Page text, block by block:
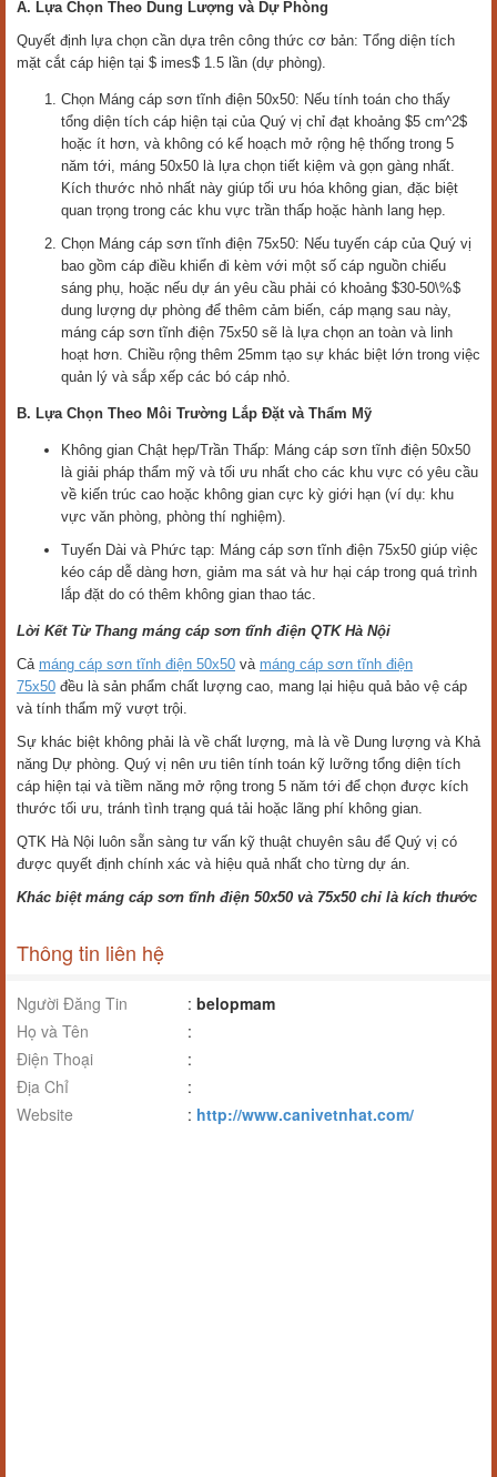
A. Lựa Chọn Theo Dung Lượng và Dự Phòng
Quyết định lựa chọn cần dựa trên công thức cơ bản: Tổng diện tích
mặt cắt cáp hiện tại $ imes$ 1.5 lần (dự phòng).
Chọn Máng cáp sơn tĩnh điện 50x50: Nếu tính toán cho thấy
tổng diện tích cáp hiện tại của Quý vị chỉ đạt khoảng $5 cm^2$
hoặc ít hơn, và không có kế hoạch mở rộng hệ thống trong 5
năm tới, máng 50x50 là lựa chọn tiết kiệm và gọn gàng nhất.
Kích thước nhỏ nhất này giúp tối ưu hóa không gian, đặc biệt
quan trọng trong các khu vực trần thấp hoặc hành lang hẹp.
Chọn Máng cáp sơn tĩnh điện 75x50: Nếu tuyến cáp của Quý vị
bao gồm cáp điều khiển đi kèm với một số cáp nguồn chiếu
sáng phụ, hoặc nếu dự án yêu cầu phải có khoảng $30-50\%$
dung lượng dự phòng để thêm cảm biến, cáp mạng sau này,
máng cáp sơn tĩnh điện 75x50 sẽ là lựa chọn an toàn và linh
hoạt hơn. Chiều rộng thêm 25mm tạo sự khác biệt lớn trong việc
quản lý và sắp xếp các bó cáp nhỏ.
B. Lựa Chọn Theo Môi Trường Lắp Đặt và Thẩm Mỹ
Không gian Chật hẹp/Trần Thấp: Máng cáp sơn tĩnh điện 50x50
là giải pháp thẩm mỹ và tối ưu nhất cho các khu vực có yêu cầu
về kiến trúc cao hoặc không gian cực kỳ giới hạn (ví dụ: khu
vực văn phòng, phòng thí nghiệm).
Tuyến Dài và Phức tạp: Máng cáp sơn tĩnh điện 75x50 giúp việc
kéo cáp dễ dàng hơn, giảm ma sát và hư hại cáp trong quá trình
lắp đặt do có thêm không gian thao tác.
Lời Kết Từ Thang máng cáp sơn tĩnh điện QTK Hà Nội
Cả máng cáp sơn tĩnh điện 50x50 và máng cáp sơn tĩnh điện
75x50 đều là sản phẩm chất lượng cao, mang lại hiệu quả bảo vệ cáp
và tính thẩm mỹ vượt trội.
Sự khác biệt không phải là về chất lượng, mà là về Dung lượng và Khả
năng Dự phòng. Quý vị nên ưu tiên tính toán kỹ lưỡng tổng diện tích
cáp hiện tại và tiềm năng mở rộng trong 5 năm tới để chọn được kích
thước tối ưu, tránh tình trạng quá tải hoặc lãng phí không gian.
QTK Hà Nội luôn sẵn sàng tư vấn kỹ thuật chuyên sâu để Quý vị có
được quyết định chính xác và hiệu quả nhất cho từng dự án.
Khác biệt máng cáp sơn tĩnh điện 50x50 và 75x50 chỉ là kích thước
Thông tin liên hệ
Người Đăng Tin : belopmam
Họ và Tên
:
Điện Thoại
:
Địa Chỉ
:
Website
: http://www.canivetnhat.com/